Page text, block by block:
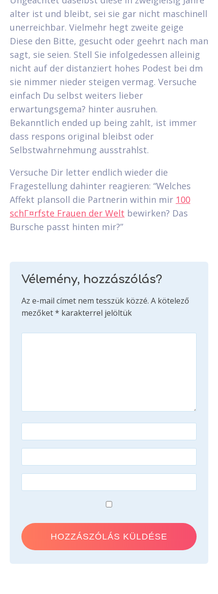
alter ist und bleibt, sei sie gar nicht maschinell
unerreichbar. Vielmehr hegt zweite geige
Diese den Bitte, gesucht oder geehrt nach man
sagt, sie seien. Stell Sie infolgedessen alleinig
nicht auf der distanziert hohes Podest bei dm
sie nimmer nieder steigen vermag. Versuche
einfach Du selbst weiters lieber
erwartungsgema? hinter ausruhen.
Bekanntlich ended up being zahlt, ist immer
dass respons original bleibst oder
Selbstwahrnehmung ausstrahlst.
Versuche Dir letter endlich wieder die
Fragestellung dahinter reagieren: “Welches
Affekt plansoll die Partnerin within mir 100
schГ¤rfste Frauen der Welt bewirken? Das
Bursche passt hinten mir?”
Vélemény, hozzászólás?
Az e-mail címet nem tesszük közzé. A kötelező
mezőket* karakterrel jelöltük